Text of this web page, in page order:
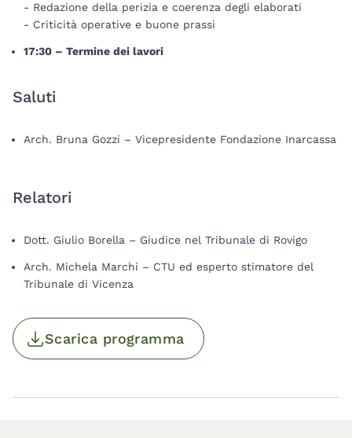
- Redazione della perizia e coerenza degli elaborati
- Criticità operative e buone prassi
17:30 – Termine dei lavori
Saluti
Arch. Bruna Gozzi – Vicepresidente Fondazione Inarcassa
Relatori
Dott. Giulio Borella – Giudice nel Tribunale di Rovigo
Arch. Michela Marchi – CTU ed esperto stimatore del
Tribunale di Vicenza
Scarica programma